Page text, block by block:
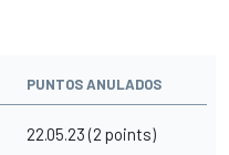
PUNTOS ANULADOS
22.05.23 (2 points)